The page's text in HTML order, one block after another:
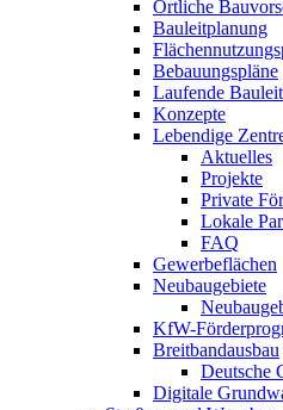
Örtliche
Bauleitplanung
Bebauungspläne
Laufende
Konzepte
Lebendige
Aktuelles
Projekte
Private
Lokale
FAQ
Gewerbeflächen
Neubaugebiete
KfW-
Breitbandausbau
Deutsche
Digitale